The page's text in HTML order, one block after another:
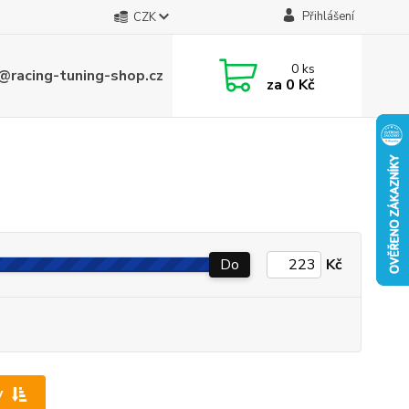
CZK Přihlášení
tuning-shop.cz 0ks
za 0 Kč
Do Kč